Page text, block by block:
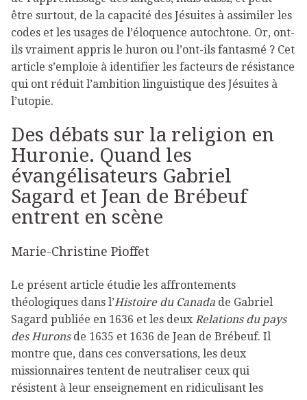
être surtout, de la capacité des Jésuites à assimiler les
codes et les usages de l’éloquence autochtone. Or, ont-
ils vraiment appris le huron ou l’ont-ils fantasmé ? Cet
article s’emploie à identifier les facteurs de résistance
qui ont réduit l’ambition linguistique des Jésuites à
l’utopie.
Des débats sur la religion en
Huronie. Quand les
évangélisateurs Gabriel
Sagard et Jean de Brébeuf
entrent en scène
Marie-Christine Pioffet
Le présent article étudie les affrontements
théologiques dans l’Histoire du Canada de Gabriel
Sagard publiée en 1636 et les deuxRelations du pays
des Huronsde 1635 et 1636 de Jean de Brébeuf. Il
montre que, dans ces conversations, les deux
missionnaires tentent de neutraliser ceux qui
résistent à leur enseignement en ridiculisant les